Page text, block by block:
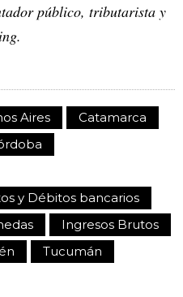
público, tributarista y
Aires
Catamarca
y Débitos bancarios
Ingresos Brutos
Tucumán